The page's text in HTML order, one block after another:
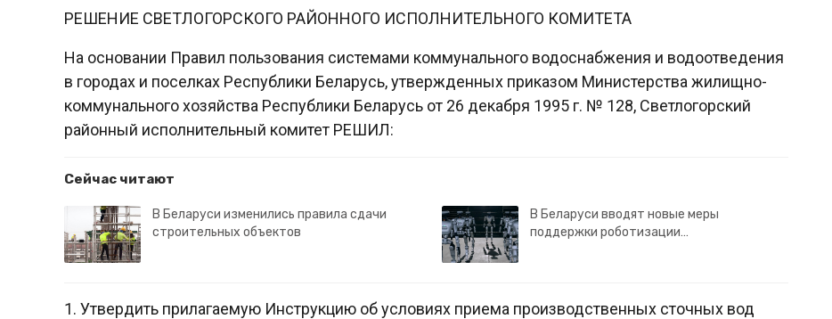
РЕШЕНИЕ СВЕТЛОГОРСКОГО РАЙОННОГО ИСПОЛНИТЕЛЬНОГО КОМИТЕТА
На основании Правил пользования системами коммунального водоснабжения и водоотведения
в городах и поселках Республики Беларусь, утвержденных приказом Министерства жилищно-
коммунального хозяйства Республики Беларусь от 26 декабря 1995 г. № 128, Светлогорский
районный исполнительный комитет РЕШИЛ:
Сейчас читают
В Беларуси изменились правила сдачи
строительных объектов
В Беларуси вводят новые меры
поддержки роботизации…
1. Утвердить прилагаемую Инструкцию об условиях приема производственных сточных вод